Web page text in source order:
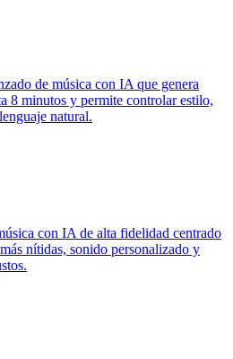
de música con IA que genera
8 minutos y permite controlar estilo,
natural.
con IA de alta fidelidad centrado
nítidas, sonido personalizado y